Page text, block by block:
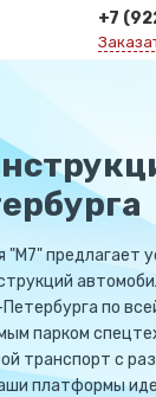
+7
"М7" предлагает
по
парком
транспорт с
платформы